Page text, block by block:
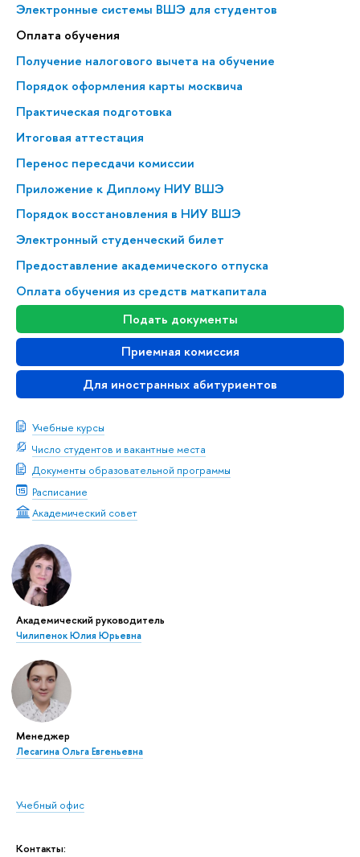
Электронные системы ВШЭ для студентов
Оплата обучения
Получение налогового вычета на обучение
Порядок оформления карты москвича
Практическая подготовка
Итоговая аттестация
Перенос пересдачи комиссии
Приложение к Диплому НИУ ВШЭ
Порядок восстановления в НИУ ВШЭ
Электронный студенческий билет
Предоставление академического отпуска
Оплата обучения из средств маткапитала
Подать документы
Приемная комиссия
Для иностранных абитуриентов
Учебные курсы
Число студентов и вакантные места
Документы образовательной программы
Расписание
Академический совет
Академический руководитель
Чилипенок Юлия Юрьевна
Менеджер
Лесагина Ольга Евгеньевна
Учебный офис
Контакты: